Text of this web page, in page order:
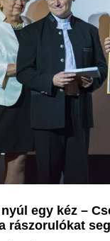
egy kéz –
rászorulókat